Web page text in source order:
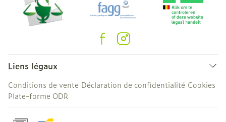
Liens légaux
Conditions de vente Déclaration de confidentialité Cookies
Plate-forme ODR